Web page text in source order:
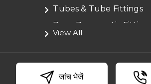
Tubes & Tube Fittings
Brass Pneumatic Fittings
Flanges
View All
जांच भेजें